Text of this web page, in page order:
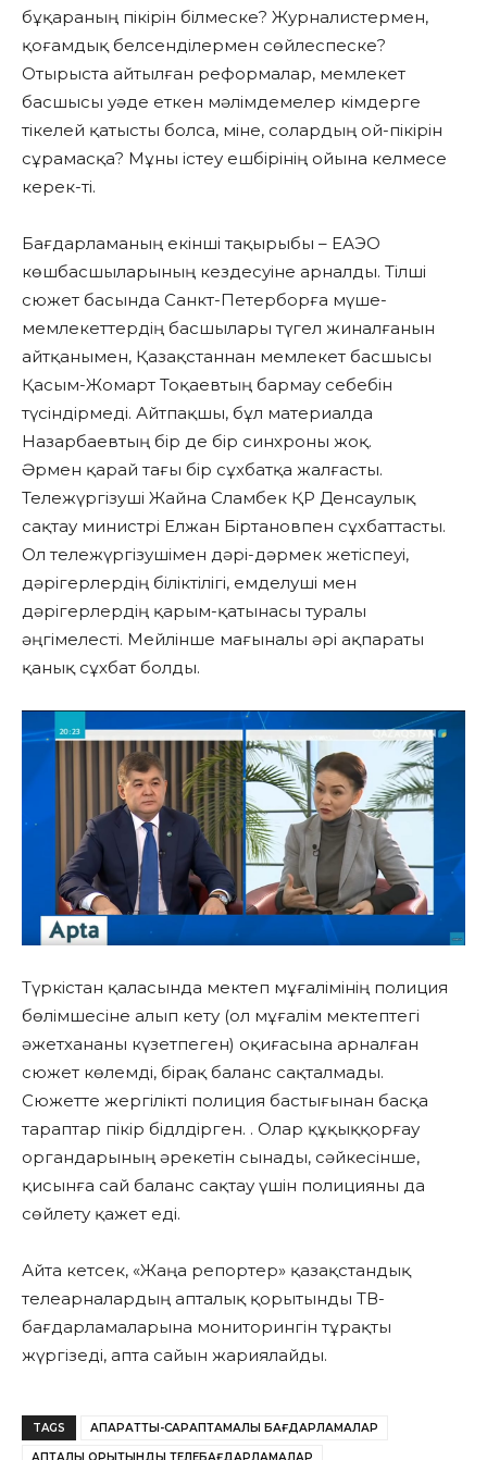
бұқараның пікірін білмеске? Журналистермен,
қоғамдық белсенділермен сөйлеспеске?
Отырыста айтылған реформалар, мемлекет
басшысы уәде еткен мәлімдемелер кімдерге
тікелей қатысты болса, міне, солардың ой-пікірін
сұрамасқа? Мұны істеу ешбірінің ойына келмесе
керек-ті.
Бағдарламаның екінші тақырыбы – ЕАЭО
көшбасшыларының кездесуіне арналды. Тілші
сюжет басында Санкт-Петерборға мүше-
мемлекеттердің басшылары түгел жиналғанын
айтқанымен, Қазақстаннан мемлекет басшысы
Қасым-Жомарт Тоқаевтың бармау себебін
түсіндірмеді. Айтпақшы, бұл материалда
Назарбаевтың бір де бір синхроны жоқ.
Әрмен қарай тағы бір сұхбатқа жалғасты.
Тележүргізуші Жайна Сламбек ҚР Денсаулық
сақтау министрі Елжан Біртановпен сұхбаттасты.
Ол тележүргізушімен дәрі-дәрмек жетіспеуі,
дәрігерлердің біліктілігі, емделуші мен
дәрігерлердің қарым-қатынасы туралы
әңгімелесті. Мейлінше мағыналы әрі ақпараты
қанық сұхбат болды.
Түркістан қаласында мектеп мұғалімінің полиция
бөлімшесіне алып кету (ол мұғалім мектептегі
әжетхананы күзетпеген) оқиғасына арналған
сюжет көлемді, бірақ баланс сақталмады.
Сюжетте жергілікті полиция бастығынан басқа
тараптар пікір бідлдірген. . Олар құқыққорғау
органдарының әрекетін сынады, сәйкесінше,
қисынға сай баланс сақтау үшін полицияны да
сөйлету қажет еді.
Айта кетсек, «Жаңа репортер» қазақстандық
телеарналардың апталық қорытынды ТВ-
бағдарламаларына мониторингін тұрақты
жүргізеді, апта сайын жариялайды.
TAGS АҚПАРАТТЫҚ-САРАПТАМАЛЫҚ БАҒДАРЛАМАЛАР